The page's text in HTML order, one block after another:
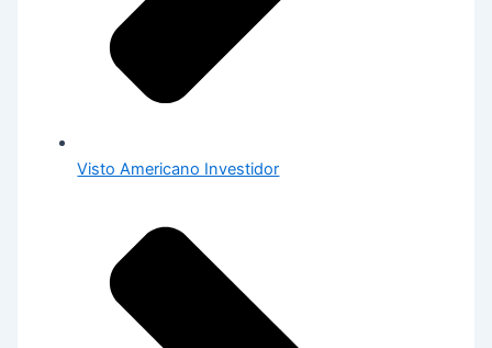
Visto Americano Investidor